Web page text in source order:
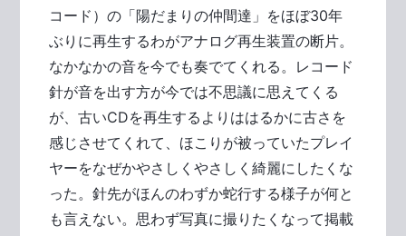
コード）の「陽だまりの仲間達」をほぼ30年
ぶりに再生するわがアナログ再生装置の断片。
なかなかの音を今でも奏でてくれる。レコード
針が音を出す方が今では不思議に思えてくる
が、古いCDを再生するよりははるかに古さを
感じさせてくれて、ほこりが被っていたプレイ
ヤーをなぜかやさしくやさしく綺麗にしたくな
った。針先がほんのわずか蛇行する様子が何と
も言えない。思わず写真に撮りたくなって掲載